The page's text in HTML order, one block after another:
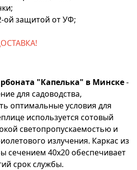
ой защитой от УФ;
"Капелька" в Минске-
для садоводства,
оптимальные условия для
используется сотовый
светопропускаемостью и
излучения. Каркас из
сечением 40х20 обеспечивает
срок службы.